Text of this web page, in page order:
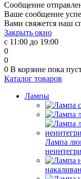
Сообщение
Ваше сообщение
Вами свяжется наш
Закрыть окно
с 11:00 до 19:00
0
0
0 В корзине пока
Каталог товаров
Лампы
Лампа